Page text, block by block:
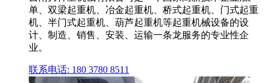
单、双梁起重机、冶金起重机、桥式起重机、门式起重
机、半门式起重机、葫芦起重机等起重机械设备的设
计、制造、销售、安装、运输一条龙服务的专业性企
业。
联系电话: 180 3780 8511